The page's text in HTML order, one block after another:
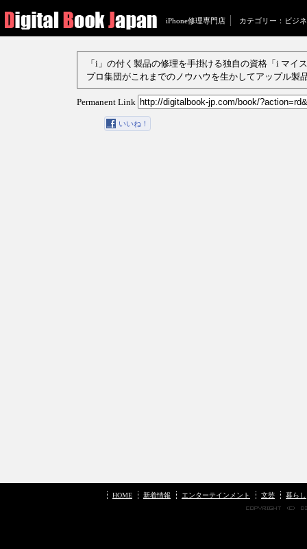
iPhone修理専門店 カテゴリー：ビジ
「i」の付く製品の修理を手掛ける独自の資格「i マ
プロ集団がこれまでのノウハウを生かしてアップル製
Permanent Link
いいね！
HOME 新着情報 エンターテインメント 文芸 暮らし